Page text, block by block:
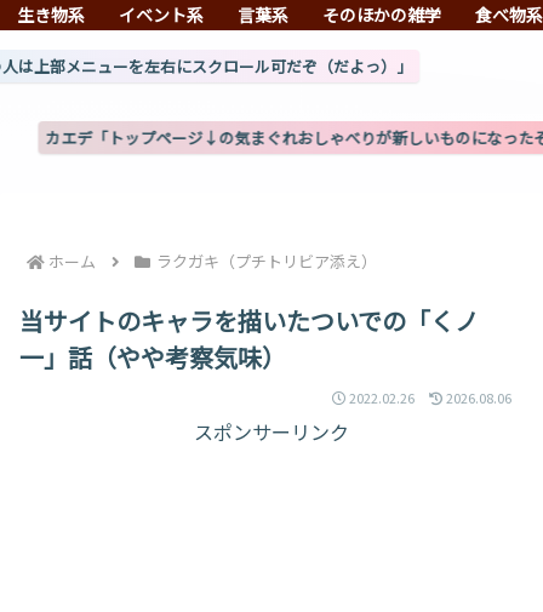
生き物系 イベント系 言葉系 そのほかの雑学 食べ物
左右にスクロール可だぞ（だよっ）」
プページ↓の気まぐれおしゃべりが新しいものになったぞ」(8/3更新)
ホーム ラクガキ（プチトリビア添え）
当サイトのキャラを描いたついでの「くノ
一」話（やや考察気味）
2022.02.26 2026.08.06
スポンサーリンク